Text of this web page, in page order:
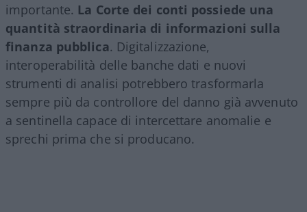
importante. La Corte dei conti possiede una
quantità straordinaria di informazioni sulla
finanza pubblica. Digitalizzazione,
interoperabilità delle banche dati e nuovi
strumenti di analisi potrebbero trasformarla
sempre più da controllore del danno già avvenuto
a sentinella capace di intercettare anomalie e
sprechi prima che si producano.